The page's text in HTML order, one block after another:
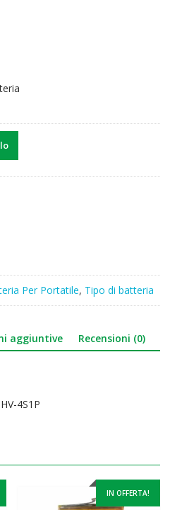
Per Portatile, Tipo di batteria
aggiuntive Recensioni (0)
4S1P
IN OFFERTA!